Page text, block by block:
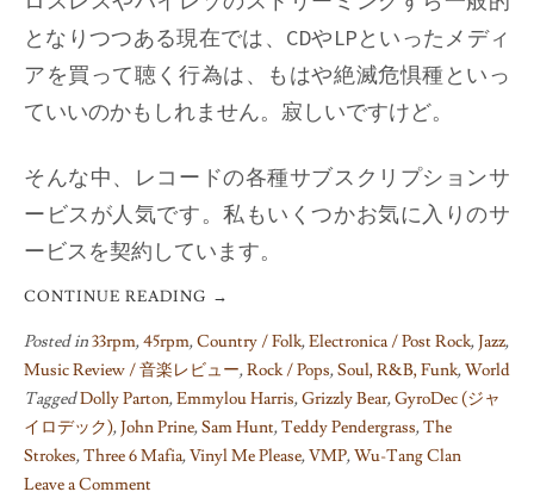
となりつつある現在では、CDやLPといったメディ
アを買って聴く行為は、もはや絶滅危惧種といっ
ていいのかもしれません。寂しいですけど。
そんな中、レコードの各種サブスクリプションサ
ービスが人気です。私もいくつかお気に入りのサ
ービスを契約しています。
CONTINUE READING →
Posted in33rpm,45rpm,Country / Folk,Electronica / Post Rock,Jazz,
Music Review / 音楽レビュー,Rock / Pops,Soul, R&B, Funk,World
TaggedDolly Parton,Emmylou Harris,Grizzly Bear,GyroDec (ジャ
イロデック),John Prine,Sam Hunt,Teddy Pendergrass,The
Strokes,Three 6 Mafia,Vinyl Me Please,VMP,Wu-Tang Clan
Leave a Comment